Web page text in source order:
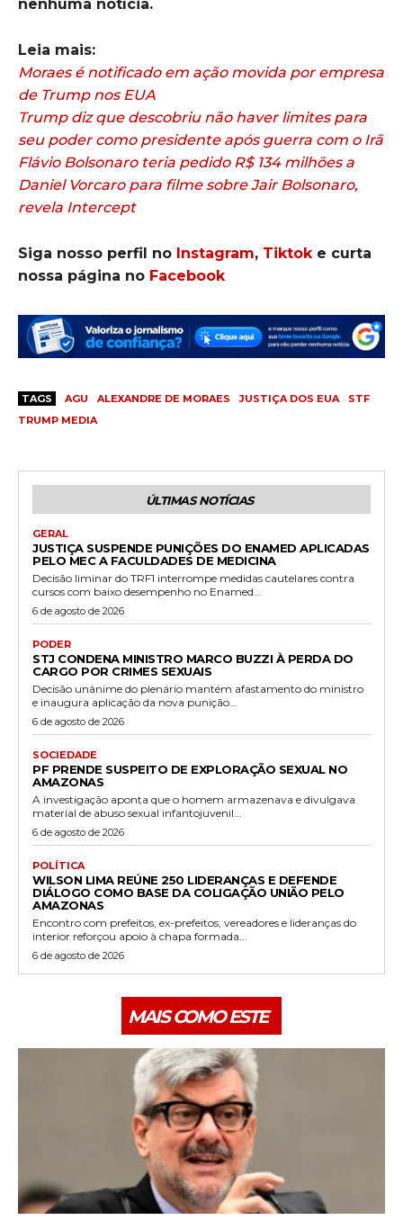
nenhuma notícia.
Leia mais:
Moraes é notificado em ação movida por empresa
de Trump nos EUA
Trump diz que descobriu não haver limites para
seu poder como presidente após guerra com o Irã
Flávio Bolsonaro teria pedido R$ 134 milhões a
Daniel Vorcaro para filme sobre Jair Bolsonaro,
revela Intercept
Siga nosso perfil no Instagram, Tiktoke curta
nossa página no Facebook
TAGS AGU ALEXANDRE DE MORAES JUSTIÇA DOS EUA
STF
TRUMP MEDIA
ÚLTIMAS NOTÍCIAS
GERAL
JUSTIÇA SUSPENDE PUNIÇÕES DO ENAMED APLICADAS
PELO MEC A FACULDADES DE MEDICINA
Decisão liminar do TRF1 interrompe medidas cautelares contra
cursos com baixo desempenho no Enamed...
6 de agosto de 2026
PODER
STJ CONDENA MINISTRO MARCO BUZZI À PERDA DO
CARGO POR CRIMES SEXUAIS
Decisão unânime do plenário mantém afastamento do ministro
e inaugura aplicação da nova punição...
6 de agosto de 2026
SOCIEDADE
PF PRENDE SUSPEITO DE EXPLORAÇÃO SEXUAL NO
AMAZONAS
A investigação aponta que o homem armazenava e divulgava
material de abuso sexual infantojuvenil...
6 de agosto de 2026
POLÍTICA
WILSON LIMA REÚNE 250 LIDERANÇAS E DEFENDE
DIÁLOGO COMO BASE DA COLIGAÇÃO UNIÃO PELO
AMAZONAS
Encontro com prefeitos, ex-prefeitos, vereadores e lideranças do
interior reforçou apoio à chapa formada...
6 de agosto de 2026
MAIS COMO ESTE